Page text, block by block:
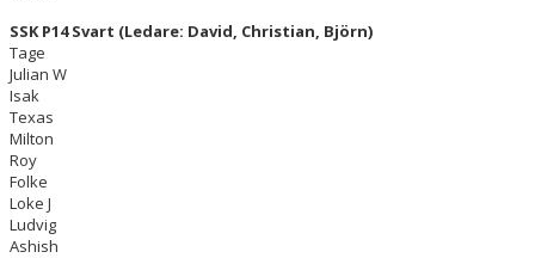
SSK P14 Svart (Ledare: David, Christian, Björn)
Tage
Julian W
Isak
Texas
Milton
Roy
Folke
Loke J
Ludvig
Ashish